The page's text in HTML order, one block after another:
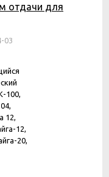
отдачи для
03
100,
12,
12,
20,